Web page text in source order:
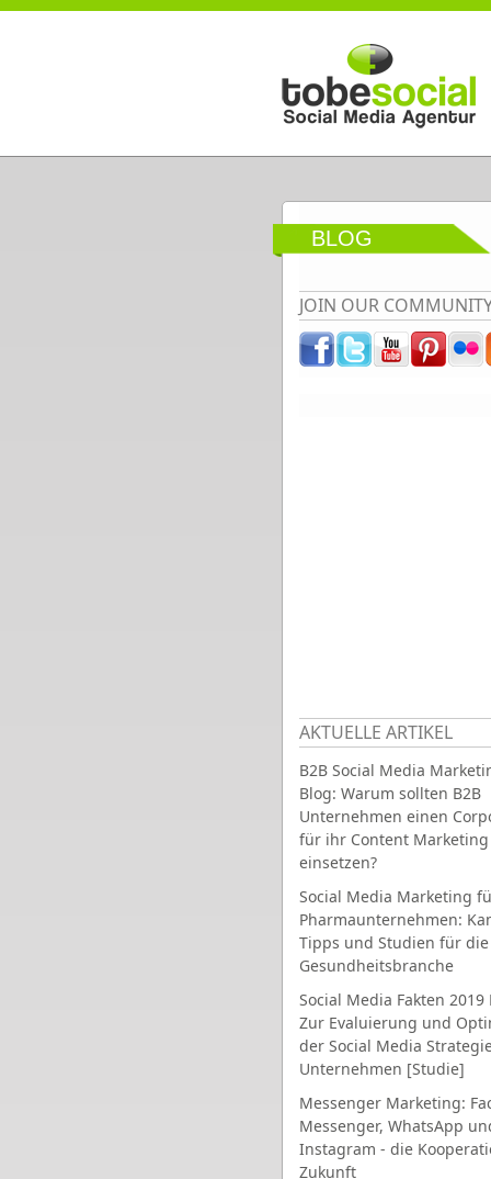
Direkt zum Inhalt
BLOG
JOIN OUR
AKTUELLE ARTIKEL
B2B Social Media
Blog: Warum sollten B2B
Unternehmen einen
für ihr Content Marketing
einsetzen?
Social Media Marketing
Pharmaunternehmen:
Tipps und Studien für die
Gesundheitsbranche
Social Media Fakten 2019
Zur Evaluierung und
der Social Media
Unternehmen [Studie]
Messenger Marketing:
Messenger, WhatsApp
Instagram - die
Zukunft